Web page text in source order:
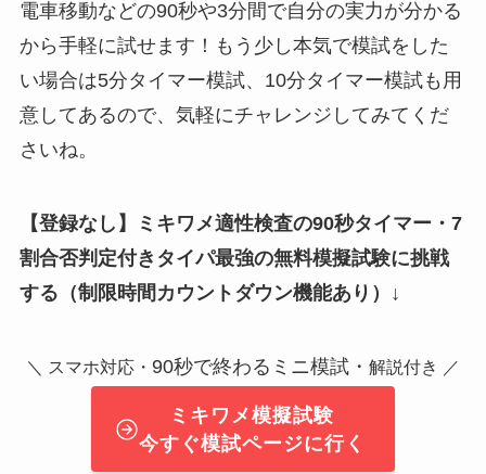
電車移動などの90秒や3分間で自分の実力が分かる
から手軽に試せます！もう少し本気で模試をした
い場合は5分タイマー模試、10分タイマー模試も用
意してあるので、気軽にチャレンジしてみてくだ
さいね。
【登録なし】ミキワメ適性検査の90秒タイマー・7
割合否判定付きタイパ最強の無料模擬試験に挑戦
する（制限時間カウントダウン機能あり）↓
＼ スマホ対応・ 90秒で終わるミニ模試・ 解説付き ／
ミキワメ模擬試験
今すぐ模試ページに行く